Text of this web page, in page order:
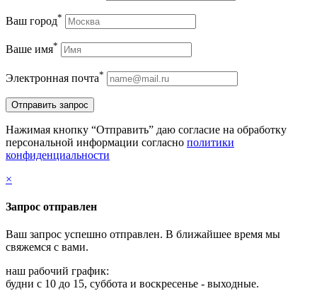
Ваш город*
Ваше имя*
Электронная почта*
Нажимая кнопку “Отправить” даю согласие на обработку
персональной информации согласно политики
конфиденциальности
×
Запрос отправлен
Ваш запрос успешно отправлен. В ближайшее время мы
свяжемся с вами.
наш рабочий график:
будни с 10 до 15, суббота и воскресенье - выходные.